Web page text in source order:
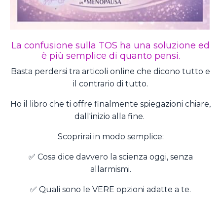
La confusione sulla TOS ha una soluzione ed
è più semplice di quanto pensi.
Basta perdersi tra articoli online che dicono tutto e
il contrario di tutto.
Ho il libro che ti offre finalmente spiegazioni chiare,
dall'inizio alla fine.
Scoprirai in modo semplice:
✅ Cosa dice davvero la scienza oggi, senza
allarmismi.
✅ Quali sono le VERE opzioni adatte a te.